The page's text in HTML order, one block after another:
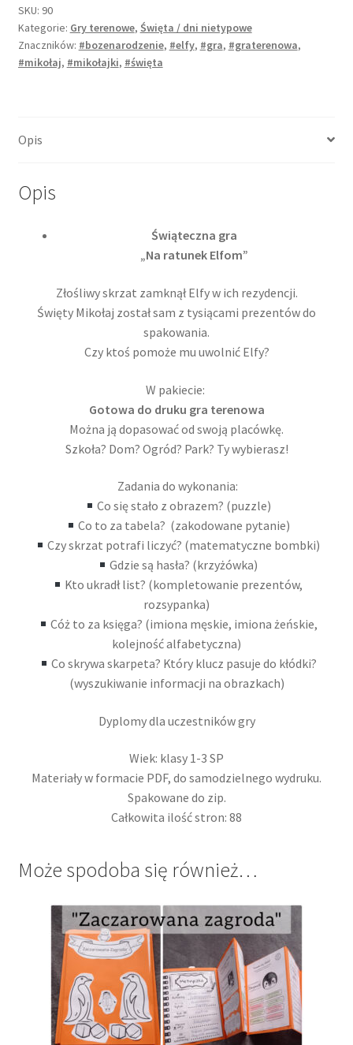
-
"Na
ratunek
Elfom"
SKU: 90
Kategorie: Gry terenowe, Święta / dni nietypowe
Znaczników: #bozenarodzenie, #elfy, #gra, #graterenowa,
#mikołaj, #mikołajki, #święta
Opis
Opis
Świąteczna gra
„Na ratunek Elfom”
Złośliwy skrzat zamknął Elfy w ich rezydencji.
Święty Mikołaj został sam z tysiącami prezentów do
spakowania.
Czy ktoś pomoże mu uwolnić Elfy?
W pakiecie:
Gotowa do druku gra terenowa
Można ją dopasować od swoją placówkę.
Szkoła? Dom? Ogród? Park? Ty wybierasz!
Zadania do wykonania:
Co się stało z obrazem? (puzzle)
Co to za tabela? (zakodowane pytanie)
Czy skrzat potrafi liczyć? (matematyczne bombki)
Gdzie są hasła? (krzyżówka)
Kto ukradł list? (kompletowanie prezentów,
rozsypanka)
Cóż to za księga? (imiona męskie, imiona żeńskie,
kolejność alfabetyczna)
Co skrywa skarpeta? Który klucz pasuje do kłódki?
(wyszukiwanie informacji na obrazkach)
Dyplomy dla uczestników gry
Wiek: klasy 1-3 SP
Materiały w formacie PDF, do samodzielnego wydruku.
Spakowane do zip.
Całkowita ilość stron: 88
Może spodoba się również…